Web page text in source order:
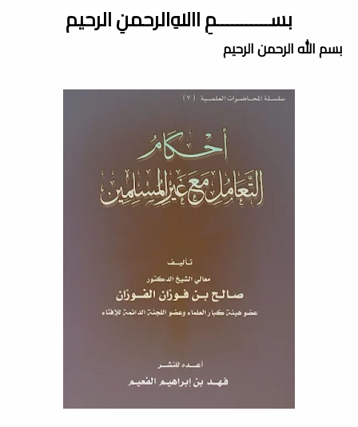
بســـــــــــمِ اﷲِالرحمنِ الرحيم
بسم الله الرحمن الرحيم